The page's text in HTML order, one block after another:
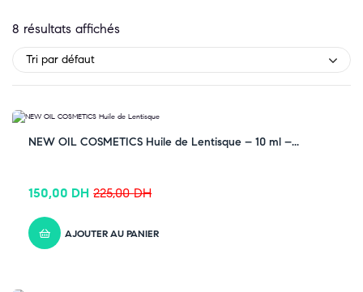
8 résultats affichés
Tri par défaut
NEW OIL COSMETICS Huile de Lentisque – 10 ml –...
225,00DH
150,00 DH
AJOUTER AU PANIER